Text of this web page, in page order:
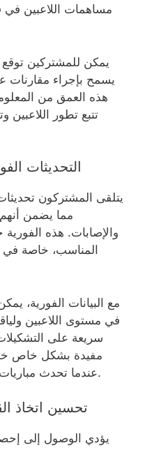
مساهمات اللاعبين في
يمكن للمشتركين توقع
يسمح بإجراء مقارنات
هذه العمق من
تتبع تطور اللاعبين
التحديثات
يتلقى المشتركون
مما يضمن أنهم
والإصابات. هذه
المناسب، خاصة في
مع البيانات الفورية،
في مستوى اللاعبين
سريعة على
مفيدة بشكل خاص
عندما تحدث مباريات متعددة في فترة زمنية قصيرة.
تحسين اتخاذ
يؤدي الوصول إلى